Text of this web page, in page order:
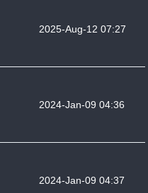
2025-Aug-12 07:27
2024-Jan-09 04:36
2024-Jan-09 04:37